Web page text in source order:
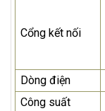
Cổng kết nối
Dòng điện
Công suất